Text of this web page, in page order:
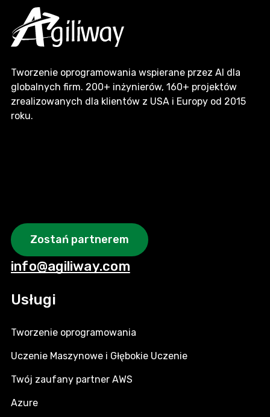
Tworzenie oprogramowania wspierane przez AI dla
globalnych firm. 200+ inżynierów, 160+ projektów
zrealizowanych dla klientów z USA i Europy od 2015
roku.
Zostań partnerem
info@agiliway.com
Usługi
Tworzenie oprogramowania
Uczenie Maszynowe i Głębokie Uczenie
Twój zaufany partner AWS
Azure